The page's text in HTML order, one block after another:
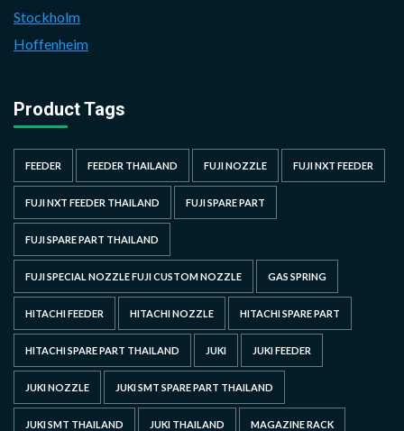
Stockholm
Hoffenheim
Product Tags
FEEDER FEEDER THAILAND FUJI NOZZLE FUJI NXT FEEDER
FUJI NXT FEEDER THAILAND FUJI SPARE PART
FUJI SPARE PART THAILAND
FUJI SPECIAL NOZZLE FUJI CUSTOM NOZZLE GAS SPRING
HITACHI FEEDER HITACHI NOZZLE HITACHI SPARE PART
HITACHI SPARE PART THAILAND JUKI JUKI FEEDER
JUKI NOZZLE JUKI SMT SPARE PART THAILAND
JUKI SMT THAILAND JUKI THAILAND MAGAZINE RACK